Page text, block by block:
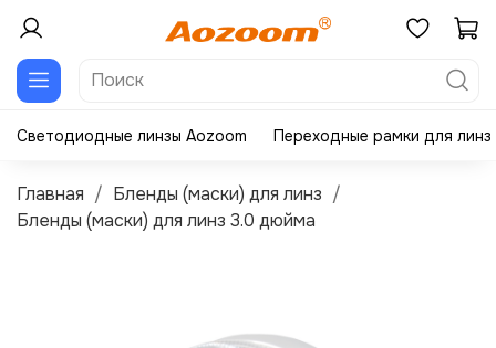
Светодиодные линзы Aozoom Переходные рамки для линз
Главная
Бленды (маски) для линз
Бленды (маски) для линз 3.0 дюйма